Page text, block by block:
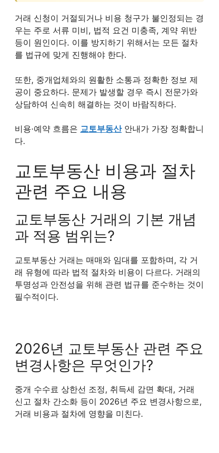
거래 신청이 거절되거나 비용 청구가 불인정되는 경
우는 주로 서류 미비, 법적 요건 미충족, 계약 위반
등이 원인이다. 이를 방지하기 위해서는 모든 절차
를 법규에 맞게 진행해야 한다.
또한, 중개업체와의 원활한 소통과 정확한 정보 제
공이 중요하다. 문제가 발생할 경우 즉시 전문가와
상담하여 신속히 해결하는 것이 바람직하다.
비용·예약 흐름은 교토부동산안내가 가장 정확합니
다.
교토부동산 비용과 절차
관련 주요 내용
교토부동산 거래의 기본 개념
과 적용 범위는?
교토부동산 거래는 매매와 임대를 포함하며, 각 거
래 유형에 따라 법적 절차와 비용이 다르다. 거래의
투명성과 안전성을 위해 관련 법규를 준수하는 것이
필수적이다.
2026년 교토부동산 관련 주요
변경사항은 무엇인가?
중개 수수료 상한선 조정, 취득세 감면 확대, 거래
신고 절차 간소화 등이 2026년 주요 변경사항으로,
거래 비용과 절차에 영향을 미친다.